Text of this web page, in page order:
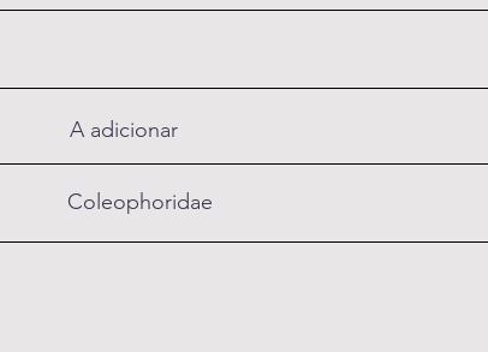
A adicionar
Coleophoridae